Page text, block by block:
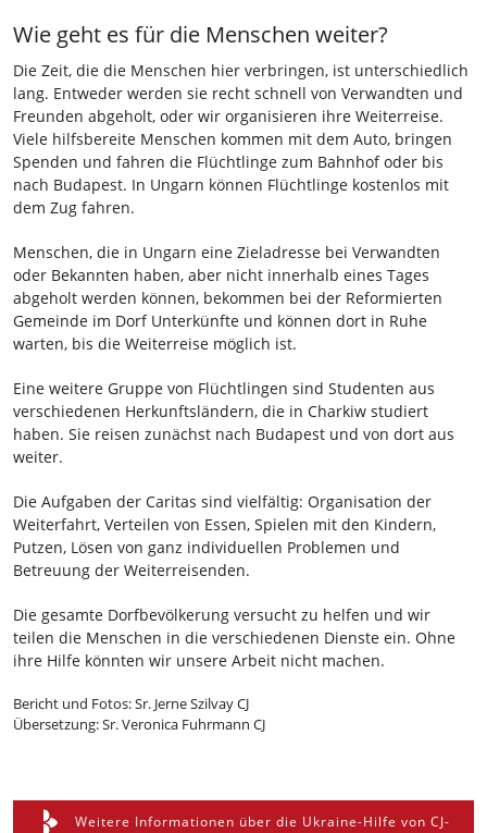
Wie geht es für die Menschen weiter?
Die Zeit, die die Menschen hier verbringen, ist unterschiedlich
lang. Entweder werden sie recht schnell von Verwandten und
Freunden abgeholt, oder wir organisieren ihre Weiterreise.
Viele hilfsbereite Menschen kommen mit dem Auto, bringen
Spenden und fahren die Flüchtlinge zum Bahnhof oder bis
nach Budapest. In Ungarn können Flüchtlinge kostenlos mit
dem Zug fahren.
Menschen, die in Ungarn eine Zieladresse bei Verwandten
oder Bekannten haben, aber nicht innerhalb eines Tages
abgeholt werden können, bekommen bei der Reformierten
Gemeinde im Dorf Unterkünfte und können dort in Ruhe
warten, bis die Weiterreise möglich ist.
Eine weitere Gruppe von Flüchtlingen sind Studenten aus
verschiedenen Herkunftsländern, die in Charkiw studiert
haben. Sie reisen zunächst nach Budapest und von dort aus
weiter.
Die Aufgaben der Caritas sind vielfältig: Organisation der
Weiterfahrt, Verteilen von Essen, Spielen mit den Kindern,
Putzen, Lösen von ganz individuellen Problemen und
Betreuung der Weiterreisenden.
Die gesamte Dorfbevölkerung versucht zu helfen und wir
teilen die Menschen in die verschiedenen Dienste ein. Ohne
ihre Hilfe könnten wir unsere Arbeit nicht machen.
Bericht und Fotos: Sr. Jerne Szilvay CJ
Übersetzung: Sr. Veronica Fuhrmann CJ
Weitere Informationen über die Ukraine-Hilfe von CJ-